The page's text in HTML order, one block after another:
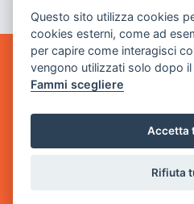
POWER GAME SRL
Sede Legale
via Villaggio dei Platani, 3
- 25014 Castenedolo, Brescia
Questo sito utilizza cookies
cookies esterni, come ad
per capire come interagisci
vengono utilizzati solo dopo
Fammi scegliere
Accetta
Rifiuta